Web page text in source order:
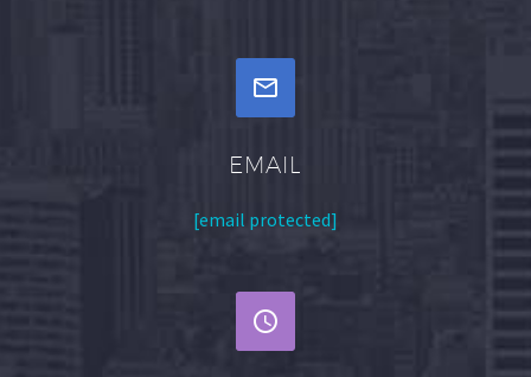


EMAIL
[email protected]

